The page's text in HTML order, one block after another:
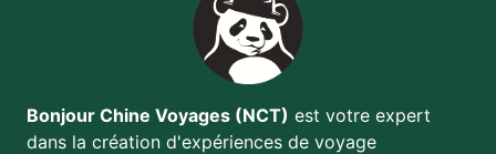
Bonjour Chine Voyages (NCT) est votre expert
dans la création d'expériences de voyage